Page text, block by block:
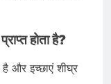
होता है?
और इच्छाएं शीघ्र